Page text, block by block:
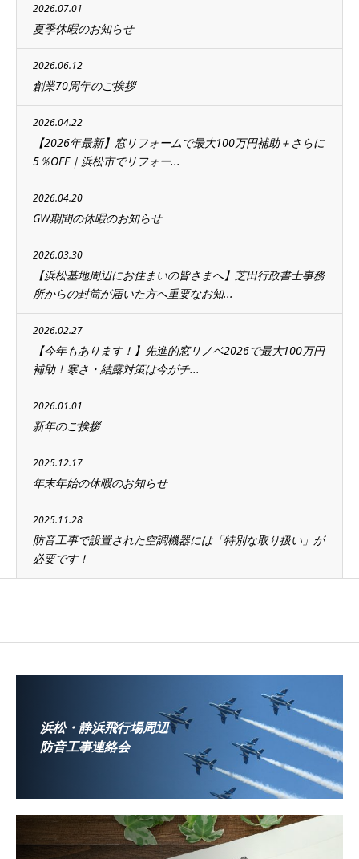
2026.07.01
夏季休暇のお知らせ
2026.06.12
創業70周年のご挨拶
2026.04.22
【2026年最新】窓リフォームで最大100万円補助＋さらに
5％OFF｜浜松市でリフォー...
2026.04.20
GW期間の休暇のお知らせ
2026.03.30
【浜松基地周辺にお住まいの皆さまへ】芝田行政書士事務
所からの封筒が届いた方へ重要なお知...
2026.02.27
【今年もあります！】先進的窓リノベ2026で最大100万円
補助！寒さ・結露対策は今がチ...
2026.01.01
新年のご挨拶
2025.12.17
年末年始の休暇のお知らせ
2025.11.28
防音工事で設置された空調機器には「特別な取り扱い」が
必要です！
浜松・静浜飛行場周辺
防音工事連絡会